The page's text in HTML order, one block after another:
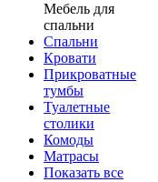
Мебель для
спальни
Спальни
Кровати
Прикроватные
тумбы
Туалетные
столики
Комоды
Матрасы
Показать все